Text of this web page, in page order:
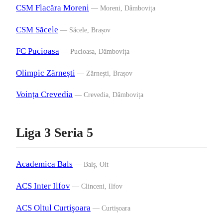
CSM Flacăra Moreni — Moreni, Dâmbovița
CSM Săcele — Săcele, Brașov
FC Pucioasa — Pucioasa, Dâmbovița
Olimpic Zărnești — Zărnești, Brașov
Voința Crevedia — Crevedia, Dâmbovița
Liga 3 Seria 5
Academica Bals — Balș, Olt
ACS Inter Ilfov — Clinceni, Ilfov
ACS Oltul Curtişoara — Curtișoara